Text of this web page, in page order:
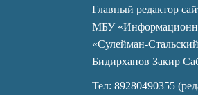
Главный редактор
МБУ
«Сулейман-
Бидирханов Закир
Тел: 89280490355